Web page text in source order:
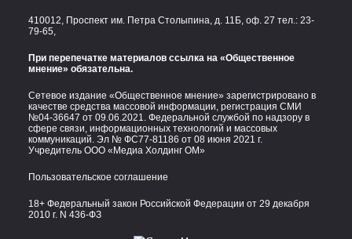
410012, Проспект им. Петра Столыпина, д. 11Б, оф. 27 тел.: 23-
79-65,
При перепечатке материалов ссылка на «Общественное
мнение» обязательна.
Сетевое издание «Общественное мнение» зарегистрировано в
качестве средства массовой информации, регистрация СМИ
№04-36647 от 09.06.2021. Федеральной службой по надзору в
сфере связи, информационных технологий и массовых
коммуникаций. Эл № ФС77-81186 от 08 июня 2021 г.
Учредитель ООО «Медиа Холдинг ОМ»
Пользовательское соглашение
18+ Федеральный закон Российской Федерации от 29 декабря
2010 г. N 436-ФЗ